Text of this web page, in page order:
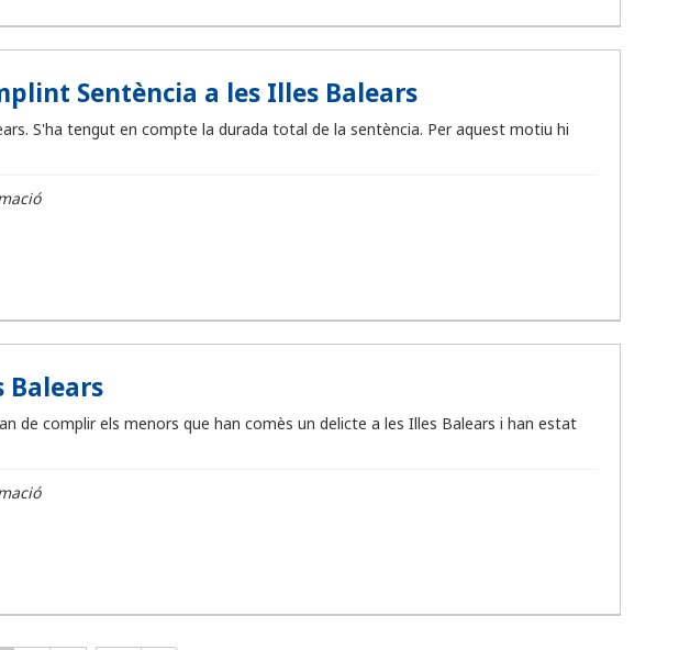
Sentència a les Illes Balears
S'ha tengut en compte la durada total de la sentència. Per aquest motiu hi
Balears
de complir els menors que han comès un delicte a les Illes Balears i han estat